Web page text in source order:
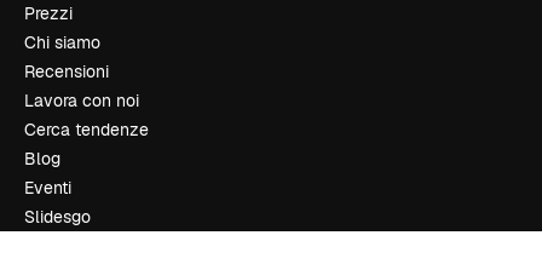
Prezzi
Chi siamo
Recensioni
Lavora con noi
Cerca tendenze
Blog
Eventi
Slidesgo